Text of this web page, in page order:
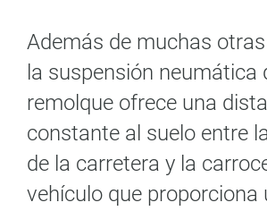
Además de muchas
la suspensión neumática
remolque ofrece una
constante al suelo entre
de la carretera y la
vehículo que proporciona